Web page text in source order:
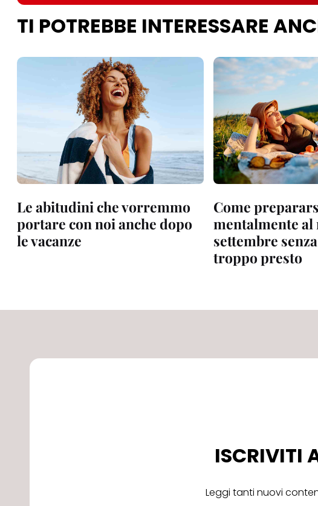
TI POTREBBE INTERESSARE
Le abitudini che vorremmo
portare con noi anche dopo
le vacanze
Come
mentalmente
settembre
troppo presto
ISCRIVITI
Leggi tanti nuovi